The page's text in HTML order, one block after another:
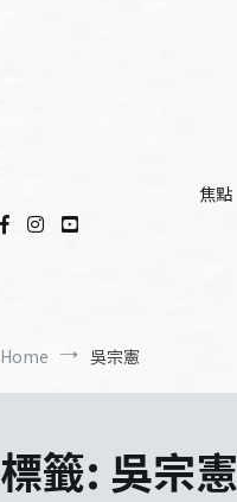
焦點
Home 吳宗憲
標籤: 吳宗憲